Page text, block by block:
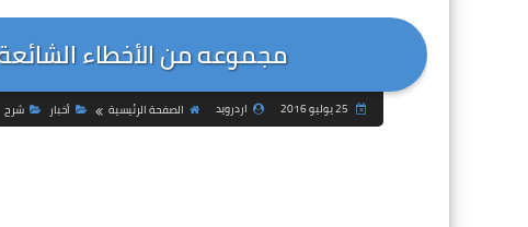
مجموعه من الأخطاء
اردرويد الصفحة الرئيسية أخبار شرح